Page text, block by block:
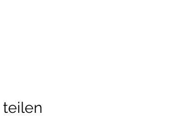
teilen